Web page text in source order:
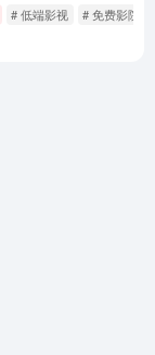
# 低端影视 # 免费影院